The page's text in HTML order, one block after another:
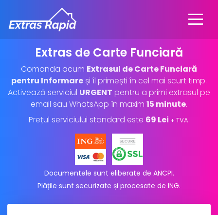
Extras de Carte Funciară
Comanda acum Extrasul de Carte Funciară
pentru Informare și îl primești în cel mai scurt timp.
Activează serviciul URGENT pentru a primi extrasul pe
email sau WhatsApp în maxim 15 minute.
Prețul serviciului standard este 69 Lei + TVA.
Documentele sunt eliberate de ANCPI.
Plățile sunt securizate și procesate de ING.